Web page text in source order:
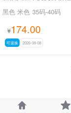
黑色 米色 35码-40码
¥174.00
可退换 2026-08-08
 